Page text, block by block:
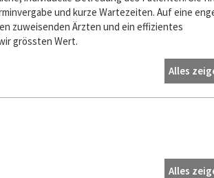
und kurze Wartezeiten. Auf eine
zuweisenden Ärzten und ein effizientes
grössten Wert.
Alles
Alles